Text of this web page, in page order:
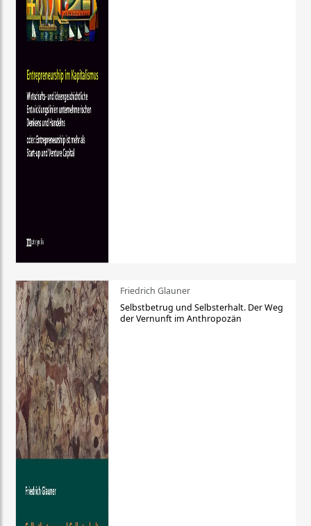
Friedrich Glauner
Selbstbetrug und Selbsterhalt. Der Weg
der Vernunft im Anthropozän